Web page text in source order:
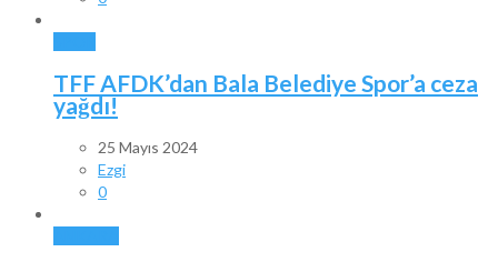
TFF AFDK’dan Bala Belediye Spor’a ceza
yağdı!
25 Mayıs 2024
Ezgi
0